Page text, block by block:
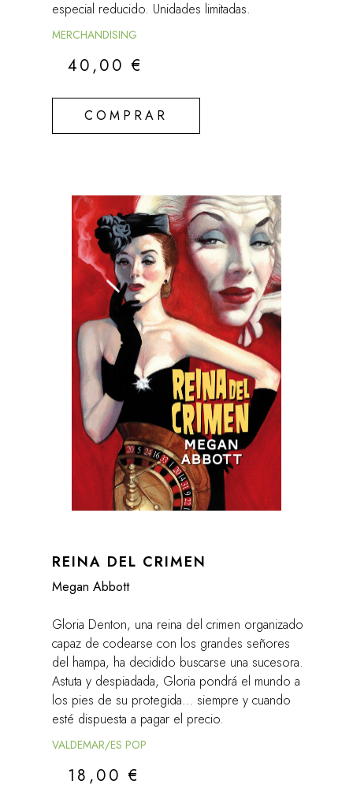
especial reducido. Unidades limitadas.
MERCHANDISING
40,00€
COMPRAR
REINA DEL CRIMEN
Megan Abbott
Gloria Denton, una reina del crimen organizado
capaz de codearse con los grandes señores
del hampa, ha decidido buscarse una sucesora.
Astuta y despiadada, Gloria pondrá el mundo a
los pies de su protegida… siempre y cuando
esté dispuesta a pagar el precio.
VALDEMAR/ES POP
18,00€